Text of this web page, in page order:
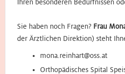
Ihren besonderen Bedürfnissen
Sie haben noch Fragen? Frau
der Ärztlichen Direktion) steht
mona.reinhart@oss.at
Orthopädisches Spital